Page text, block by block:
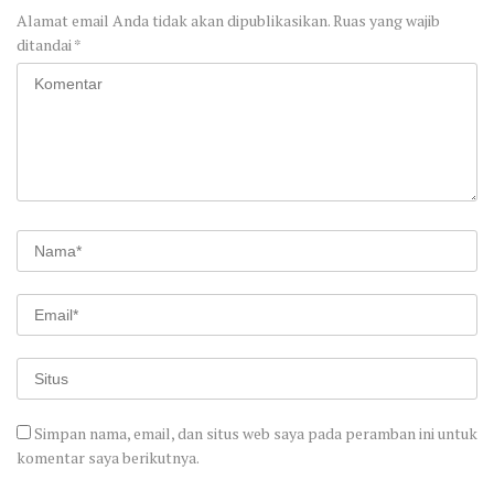
Alamat email Anda tidak akan dipublikasikan.Ruas yang wajib
ditandai*
Simpan nama, email, dan situs web saya pada peramban ini untuk
komentar saya berikutnya.